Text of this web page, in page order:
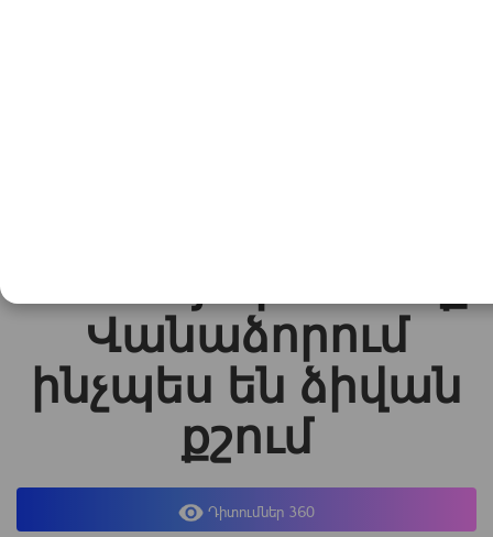
Վանաձորում
ինչպես են ձիվան
քշում
Դիտումներ 360